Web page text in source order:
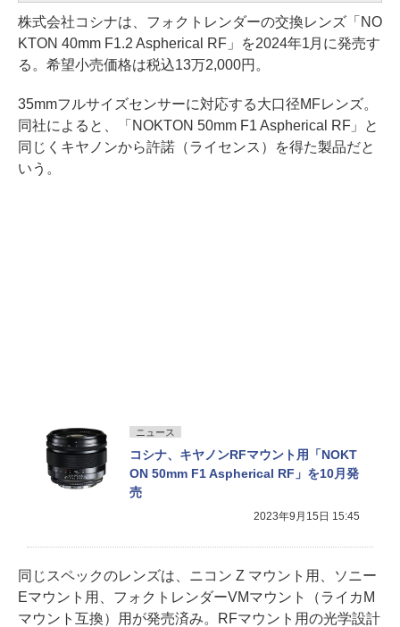
株式会社コシナは、フォクトレンダーの交換レンズ「NO
KTON 40mm F1.2 Aspherical RF」を2024年1月に発売す
る。希望小売価格は税込13万2,000円。
35mmフルサイズセンサーに対応する大口径MFレンズ。
同社によると、「NOKTON 50mm F1 Aspherical RF」と
同じくキヤノンから許諾（ライセンス）を得た製品だと
いう。
ニュース
コシナ、キヤノンRFマウント用「NOKT
ON 50mm F1 Aspherical RF」を10月発
売
2023年9月15日 15:45
同じスペックのレンズは、ニコン Z マウント用、ソニー
Eマウント用、フォクトレンダーVMマウント（ライカM
マウント互換）用が発売済み。RFマウント用の光学設計